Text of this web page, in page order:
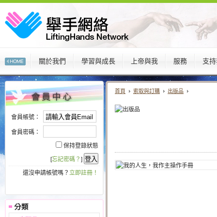
關於我們 學習與成長 上帝與我 服務 支
:::
會員帳號：
會員密碼：
保持登錄狀態
[忘記密碼？ ]
還沒申請帳號嗎？ 立即註冊！
:::
首頁 索取與訂購 出版品